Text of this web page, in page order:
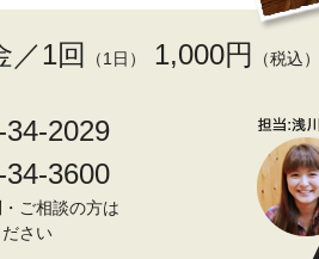
／1回 （1日） 1,000円 （税込）
2029
3600
ご相談の方は
さい